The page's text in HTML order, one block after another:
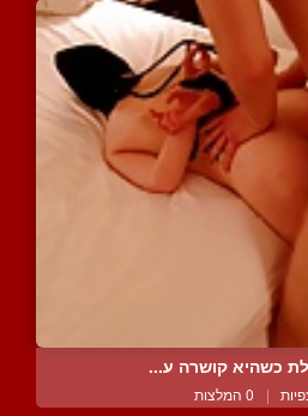
כשהיא קושרה ע...
| 0 המלצות